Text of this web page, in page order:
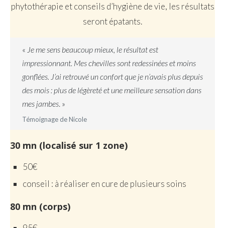
phytothérapie et conseils d’hygiène de vie, les résultats
seront épatants.
« Je me sens beaucoup mieux, le résultat est
impressionnant. Mes chevilles sont redessinées et moins
gonflées. J’ai retrouvé un confort que je n’avais plus depuis
des mois : plus de légèreté et une meilleure sensation dans
mes jambes . »
Témoignage de Nicole
30 mn (localisé sur 1 zone)
50€
conseil : à réaliser en cure de plusieurs soins
80 mn (corps)